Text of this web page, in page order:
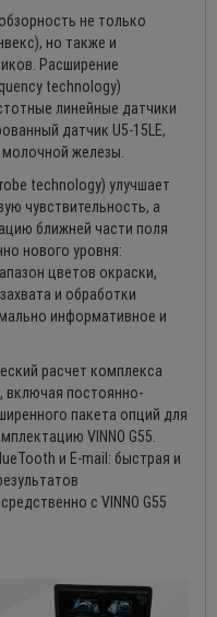
не только
но также и
Расширение
technology)
линейные датчики
датчик U5-15LE,
железы.
technology) улучшает
чувствительность, а
ближней части поля
нового уровня:
цветов окраски,
и обработки
информативное и
расчет комплекса
включая постоянно-
пакета опций для
VINNO G55.
и E-mail: быстрая и
с VINNO G55